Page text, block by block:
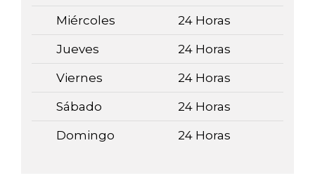
Miércoles 24 Horas
Jueves 24 Horas
Viernes 24 Horas
Sábado 24 Horas
Domingo 24 Horas